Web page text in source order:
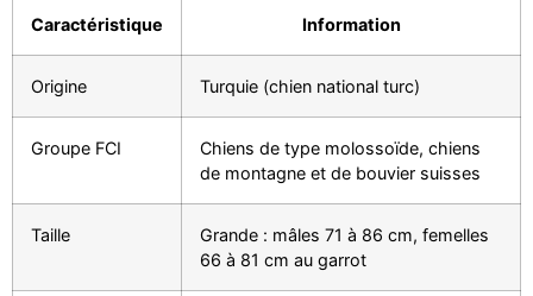
Caractéristique Information
Origine Turquie (chien national turc)
Groupe FCI
Chiens de type molossoïde, chiens
de montagne et de bouvier suisses
Taille
Grande : mâles 71 à 86 cm, femelles
66 à 81 cm au garrot